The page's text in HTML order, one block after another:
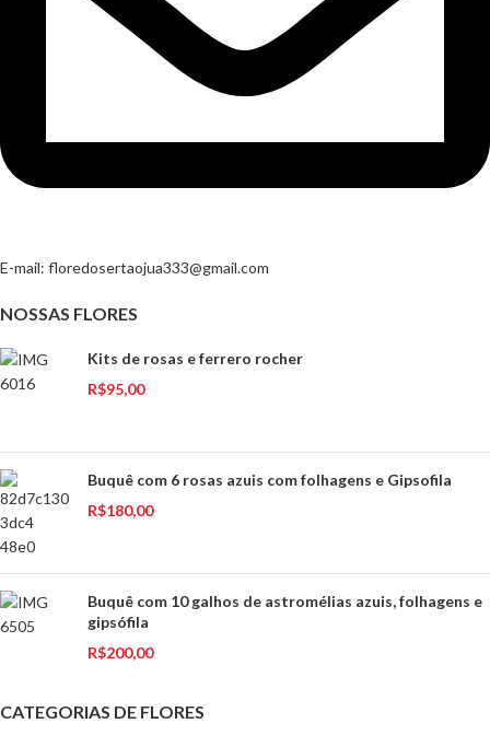
E-mail: floredosertaojua333@gmail.com
NOSSAS FLORES
Kits de rosas e ferrero rocher
R$95,00
Buquê com 6 rosas azuis com folhagens e Gipsofila
R$180,00
Buquê com 10 galhos de astromélias azuis, folhagens e
gipsófila
R$200,00
CATEGORIAS DE FLORES